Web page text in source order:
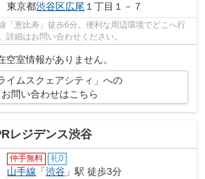
東京都渋谷区広尾 １丁目１－７
「恵比寿」徒歩6分。便利な周辺環境でどこへ行
詳細はお問い合わせください。
空室情報がありません。
イムスクェアシティ」への
お問い合わせはこちら
レジデンス渋谷
仲手無料 礼0
山手線 「渋谷 」駅 徒歩3分